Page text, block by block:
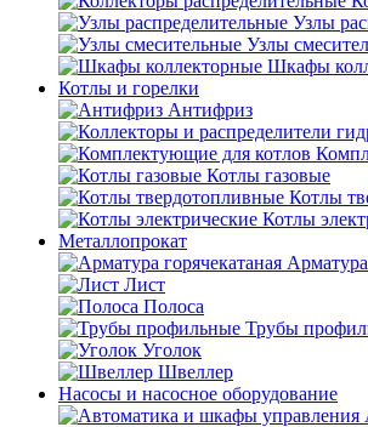
Узлы
Узлы
Шкафы
Котлы и горелки
Антифриз
Котлы газовые
Котлы
Котлы
Металлопрокат
Лист
Полоса
Трубы
Уголок
Швеллер
Насосы и насосное оборудование